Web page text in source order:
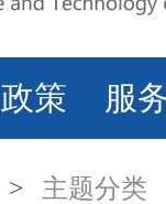
政策 服
> 主题分类